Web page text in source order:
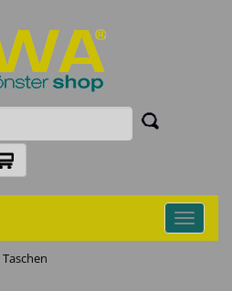
Toggle
Taschen